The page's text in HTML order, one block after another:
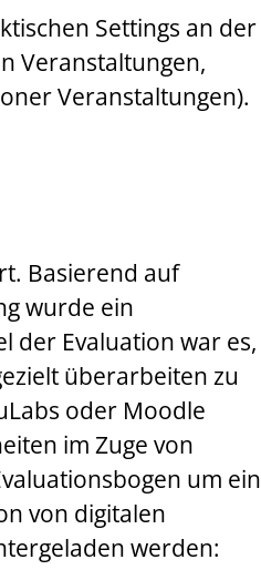
Settings an der
Veranstaltungen,
Veranstaltungen).
Basierend auf
wurde ein
der Evaluation war es,
überarbeiten zu
oder Moodle
im Zuge von
um ein
von digitalen
werden: